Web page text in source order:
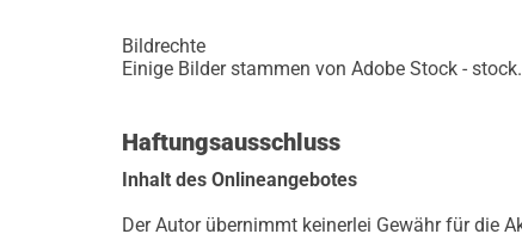
Bildrechte
Einige Bilder stammen von Adobe Stock -
Haftungsausschluss
Inhalt des Onlineangebotes
Der Autor übernimmt keinerlei Gewähr für die